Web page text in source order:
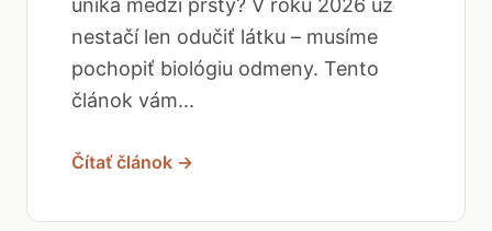
uniká medzi prsty? V roku 2026 už
nestačí len odučiť látku – musíme
pochopiť biológiu odmeny. Tento
článok vám...
Čítať článok →